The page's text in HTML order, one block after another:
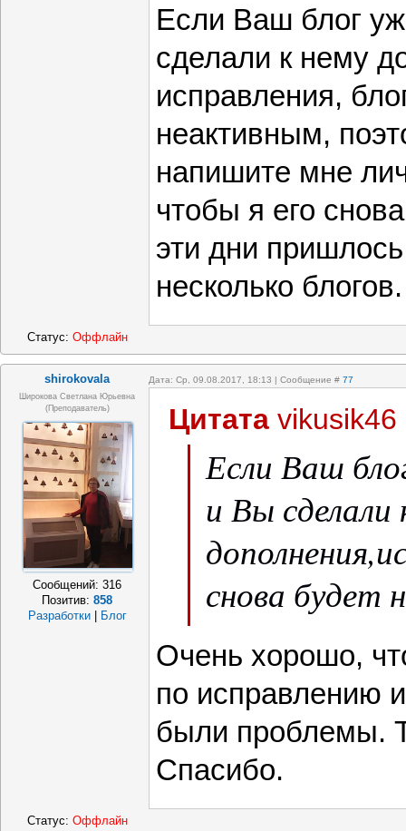
Если Ваш блог
сделали к нему
исправления,
неактивным,
напишите мне
чтобы я его
эти дни
несколько блогов.
Статус: Оффлайн
shirokovala Дата: Ср, 09.08.2017, 18:13 | Сообщение # 77
Широкова Светлана Юрьевна
(преподаватель)
Сообщений:316
Позитив:858
Разработки | Блог
Цитата vikusik46
Если Ваш
и Вы сделали
снова будет
мне личное
его снова
Очень хорошо,
по исправлению
были проблемы.
Спасибо.
Статус: Оффлайн